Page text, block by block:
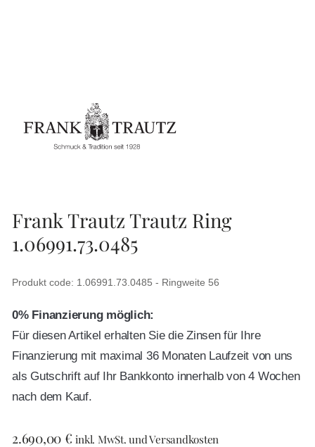
Frank Trautz Trautz Ring
1.06991.73.0485
Produkt code: 1.06991.73.0485 - Ringweite 56
0% Finanzierung möglich:
Für diesen Artikel erhalten Sie die Zinsen für Ihre
Finanzierung mit maximal 36 Monaten Laufzeit von uns
als Gutschrift auf Ihr Bankkonto innerhalb von 4 Wochen
nach dem Kauf.
2.690,00€ inkl. MwSt. und Versandkosten